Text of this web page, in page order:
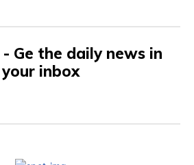
Ge the daily news in
your inbox